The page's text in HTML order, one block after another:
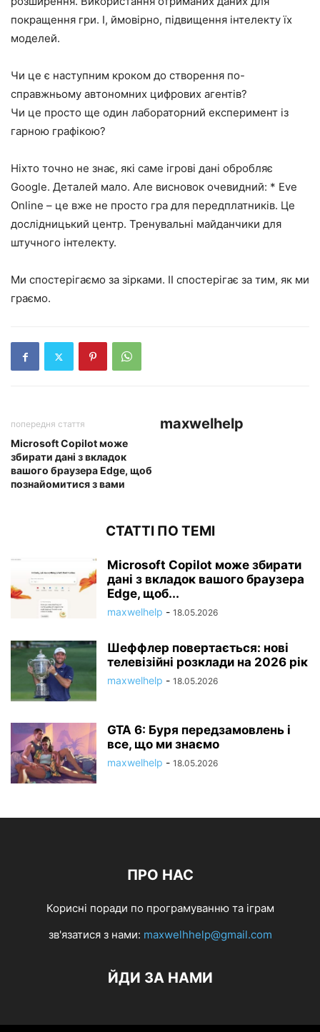
покращення гри. І, ймовірно, підвищення інтелекту їх
моделей.
Чи це є наступним кроком до створення по-
справжньому автономних цифрових агентів?
Чи це просто ще один лабораторний експеримент із
гарною графікою?
Ніхто точно не знає, які саме ігрові дані обробляє
Google. Деталей мало. Але висновок очевидний: * Eve
Online – це вже не просто гра для передплатників. Це
дослідницький центр. Тренувальні майданчики для
штучного інтелекту.
Ми спостерігаємо за зірками. ІІ спостерігає за тим, як ми
граємо.
попередня стаття
Microsoft Copilot може
збирати дані з вкладок
вашого браузера Edge, щоб
познайомитися з вами
maxwelhelp
СТАТТІ ПО ТЕМІ
Microsoft Copilot може збирати
дані з вкладок вашого браузера
Edge, щоб...
maxwelhelp - 18.05.2026
Шеффлер повертається: нові
телевізійні розклади на 2026 рік
maxwelhelp - 18.05.2026
GTA 6: Буря передзамовлень і
все, що ми знаємо
maxwelhelp - 18.05.2026
ПРО НАС
Корисні поради по програмуванню та іграм
зв'язатися з нами: maxwelhhelp@gmail.com
ЙДИ ЗА НАМИ